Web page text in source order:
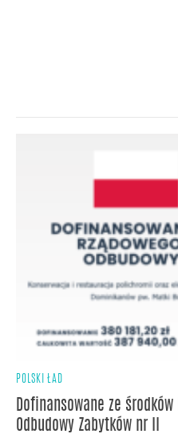
POLSKI ŁAD
Dofinansowane ze środków
Odbudowy Zabytków nr II